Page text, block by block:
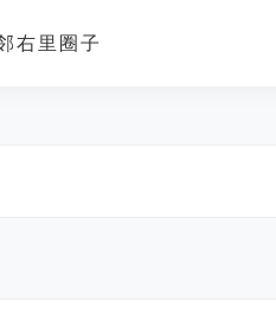
右里圈子